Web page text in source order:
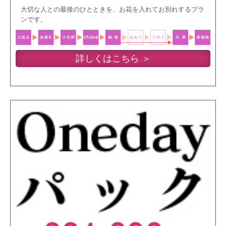
大切な人との最後のひとときを、お花を入れてお別れするプラ
ンです。
詳しくはこちら ＞